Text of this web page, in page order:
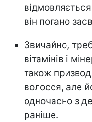
він погано
Звичайно,
вітамінів і
також
волосся, але
одночасно з
раніше.